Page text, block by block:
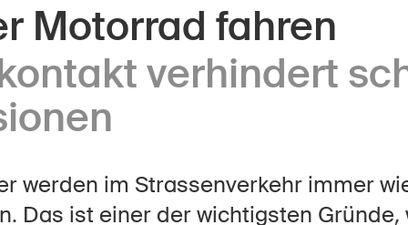
Kindheit
Schule
Über die BFU
Medien
Kampagnen
Motorrad fahren
verhindert
werden im Strassenverkehr immer
Das ist einer der wichtigsten Gründe,